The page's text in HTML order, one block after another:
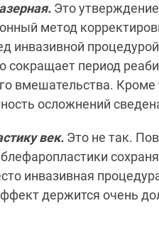
Это
метод
инвазивной
сокращает период
вмешательства.
осложнений
век. Это не так.
инвазивная
держится очень